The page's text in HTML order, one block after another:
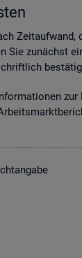
Zeit­auf­wand,
Sie zu­nächst